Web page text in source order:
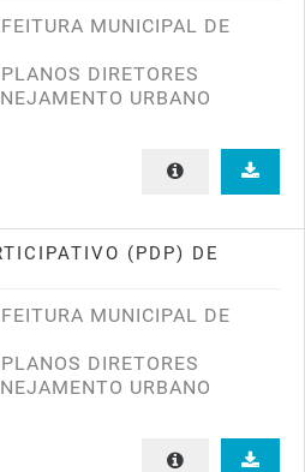
MUNICIPAL DE
PLANOS DIRETORES
URBANO
(PDP) DE
MUNICIPAL DE
PLANOS DIRETORES
URBANO